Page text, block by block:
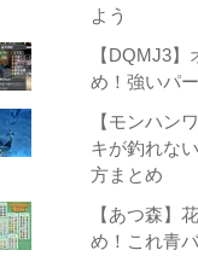
よう
【DQMJ3
め！強いパ
【モンハン
キが釣れな
方まとめ
【あつ森】
め！これ青